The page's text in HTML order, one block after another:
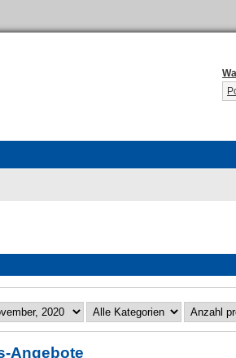
Angebote